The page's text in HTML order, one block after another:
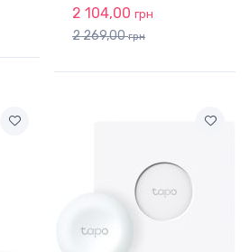
2 104,00 грн
2 269,00грн